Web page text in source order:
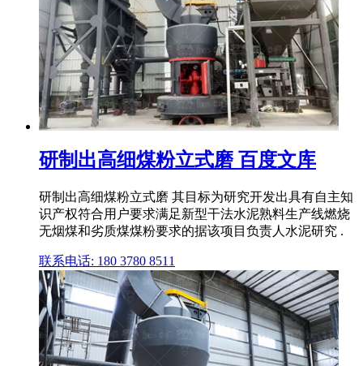
研制出高细煤粉立式磨 百度文库
研制出高细煤粉立式磨 其目标为研究开发出具有自主知
识产权符合用户要求满足新型干法水泥熟料生产线燃烧
无烟煤和劣质煤煤粉要求的据该项目负责人水泥研究 .
联系电话: 180 3780 8511